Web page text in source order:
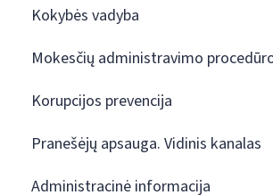
Kokybės vadyba
Mokesčių administravimo
Korupcijos prevencija
Pranešėjų apsauga. Vidinis kanalas
Administracinė informacija